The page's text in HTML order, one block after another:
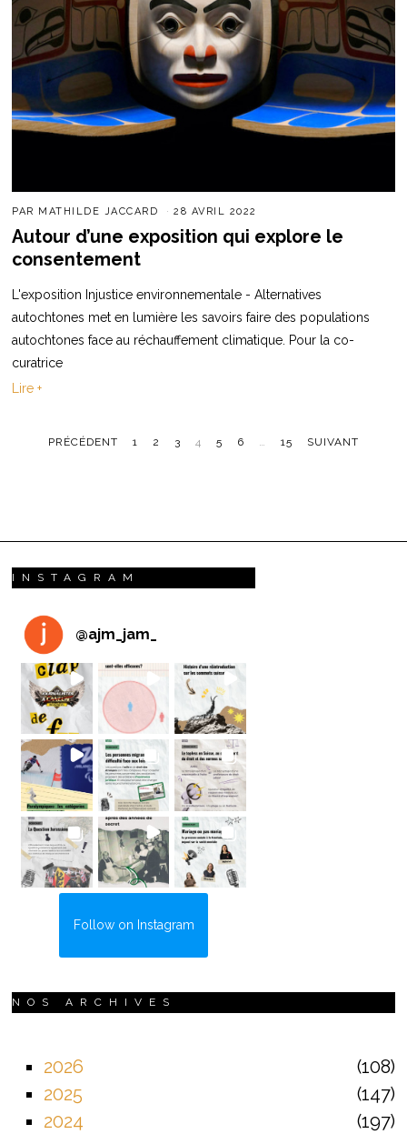
PAR MATHILDE JACCARD 28 AVRIL 2022
Autour d’une exposition qui explore le
consentement
L'exposition Injustice environnementale - Alternatives
autochtones met en lumière les savoirs faire des populations
autochtones face au réchauffement climatique. Pour la co-
curatrice
Lire +
PRÉCÉDENT 1 2 3 4 5 6 … 15 SUIVANT
INSTAGRAM
@ajm_jam_
Follow on Instagram
NOS ARCHIVES
2026
108
2025
147
2024
197